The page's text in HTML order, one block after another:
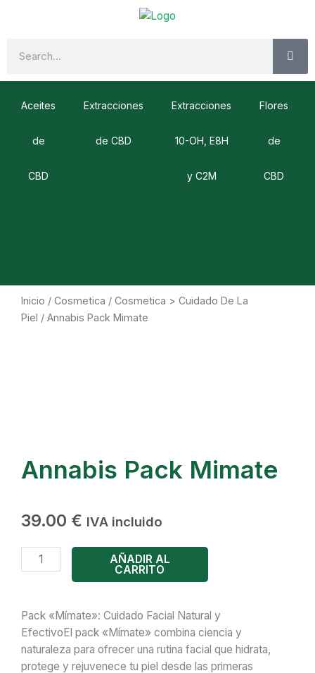
Aceites
de
CBD
Extracciones
de CBD
Extracciones
10-OH, E8H
y C2M
Flores
de
CBD
Inicio / Cosmetica / Cosmetica > Cuidado De La
Piel / Annabis Pack Mimate
Annabis Pack Mimate
39.00 € IVA incluido
Annabis
Pack
AÑADIR AL
CARRITO
Pack «Mímate»: Cuidado Facial Natural y
EfectivoEl pack «Mímate» combina ciencia y
naturaleza para ofrecer una rutina facial que hidrata,
protege y rejuvenece tu piel desde las primeras